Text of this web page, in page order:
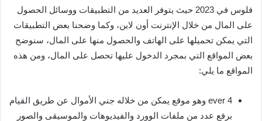
فلوس في 2023 حيث يتوفر العديد من التطبيقات ووسائل الحصول
على المال من خلال الإنترنت أون لاين، وكما وضحنا بعض التطبيقات
التي يمكن تحميلها على الهاتف والحصول منها على المال، سنوضح
بعض المواقع التي بمجرد الدخول عليها تحصل على المال، ومن هذه
المواقع ما يلي:
4 ever وهو موقع يمكن من خلاله جني الأموال عن طريق القيام
برفع عدد من ملفات الوورد والفيديوهات والموسيقى والصور